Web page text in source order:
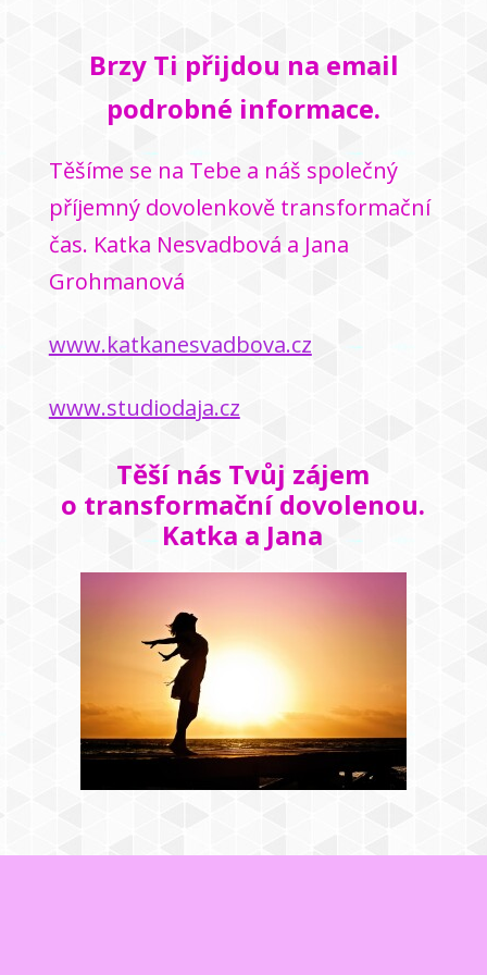
Brzy Ti přijdou na email
podrobné informace.
Těšíme se na Tebe a náš společný
příjemný dovolenkově transformační
čas. Katka Nesvadbová a Jana
Grohmanová
www.katkanesvadbova.cz
www.studiodaja.cz
Těší nás Tvůj zájem
o transformační dovolenou.
Katka a Jana